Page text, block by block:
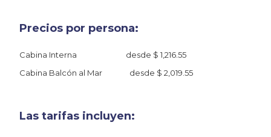
Precios por persona:
Cabina Interna desde $ 1,216.55
Cabina Balcón al Mar desde $ 2,019.55
Las tarifas incluyen: